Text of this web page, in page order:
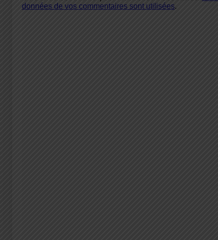
données de vos commentaires sont utilisées.